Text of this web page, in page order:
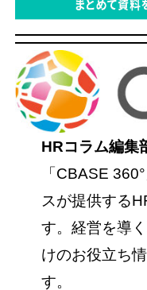
HRコラム編集
「CBASE
スが提供する
す。経営を導
けのお役立ち
す。